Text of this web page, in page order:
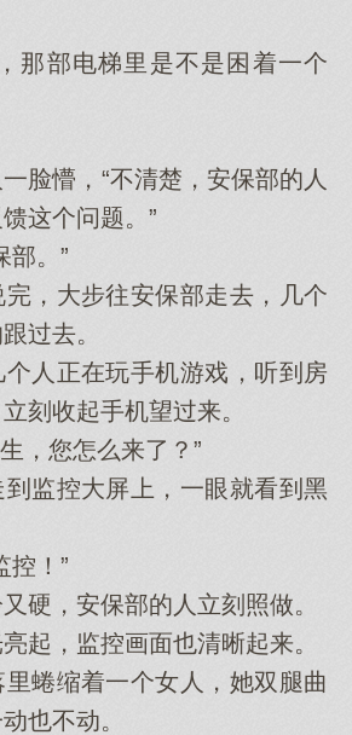
部电梯里是不是困着一个
懵，“不清楚，安保部的人
这个问题。”
。”
大步往安保部走去，几个
过去。
正在玩手机游戏，听到房
刻收起手机望过来。
您怎么来了？”
控大屏上，一眼就看到黑
！”
，安保部的人立刻照做。
，监控画面也清晰起来。
缩着一个女人，她双腿曲
也不动。